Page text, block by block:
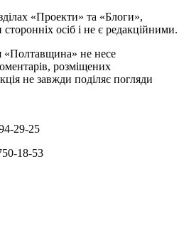
«Проекти» та «Блоги»,
сторонніх осіб і не є редакційними.
«Полтавщина» не несе
розміщених
не завжди поділяє погляди
29-25
18-53